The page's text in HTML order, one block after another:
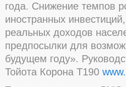
года. Снижение темпов
иностранных
реальных доходов
предпосылки для
будущем году».
Тойота Корона Т190